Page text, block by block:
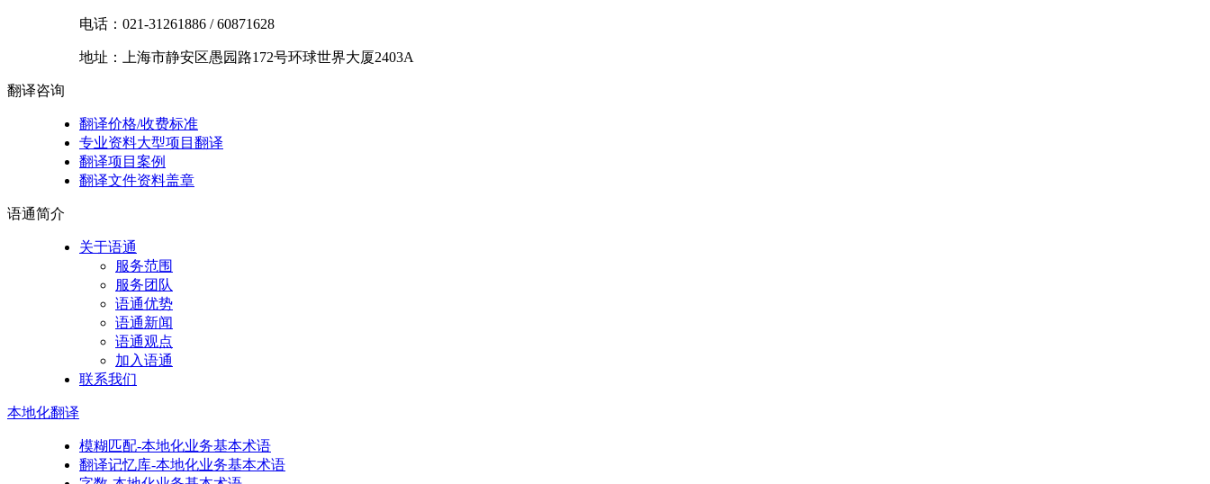
电话： 021-31261886 /60871628
地址： 上海市静安区愚园路172号环球世界大厦2403A
翻译咨询
翻译价格/收费标准
专业资料大型项目翻译
翻译项目案例
翻译文件资料盖章
语通简介
关于语通
服务范围
服务团队
语通优势
语通新闻
语通观点
加入语通
联系我们
本地化翻译
模糊匹配-本地化业务基本术语
翻译记忆库-本地化业务基本术语